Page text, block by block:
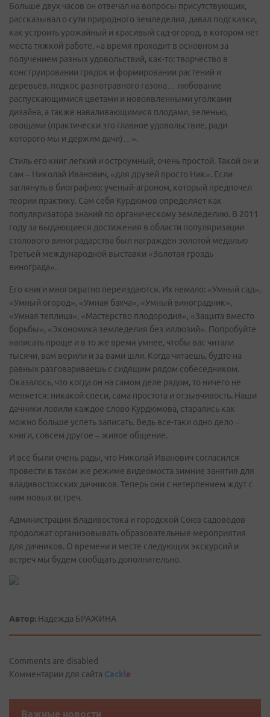
Больше двух часов он отвечал на вопросы присутствующих,
рассказывал о сути природного земледелия, давал подсказки,
как устроить урожайный и красивый сад-огород, в котором нет
места тяжкой работе, «а время проходит в основном за
получением разных удовольствий, как-то: творчество в
конструировании грядок и формировании растений и
деревьев, подкос разнотравного газона… любование
распускающимися цветами и новоявленными уголками
дизайна, а также наваливающимися плодами, зеленью,
овощами (практически это главное удовольствие, ради
которого мы и держим дачи)…».
Стиль его книг легкий и остроумный, очень простой. Такой он и
сам – Николай Иванович, «для друзей просто Ник». Если
заглянуть в биографию: ученый-агроном, который предпочел
теории практику. Сам себя Курдюмов определяет как
популяризатора знаний по органическому земледелию. В 2011
году за выдающиеся достижения в области популяризации
столового виноградарства был награжден золотой медалью
Третьей международной выставки «Золотая гроздь
винограда».
Его книги многократно переиздаются. Их немало: «Умный сад»,
«Умный огород», «Умная бахча», «Умный виноградник»,
«Умная теплица», «Мастерство плодородия», «Защита вместо
борьбы», «Экономика земледелия без иллюзий». Попробуйте
написать проще и в то же время умнее, чтобы вас читали
тысячи, вам верили и за вами шли. Когда читаешь, будто на
равных разговариваешь с сидящим рядом собеседником.
Оказалось, что когда он на самом деле рядом, то ничего не
меняется: никакой спеси, сама простота и отзывчивость. Наши
дачники ловили каждое слово Курдюмова, старались как
можно больше успеть записать. Ведь все-таки одно дело –
книги, совсем другое – живое общение.
И все были очень рады, что Николай Иванович согласился
провести в таком же режиме видеомоста зимние занятия для
владивостокских дачников. Теперь они с нетерпением ждут с
ним новых встреч.
Администрация Владивостока и городской Союз садоводов
продолжат организовывать образовательные мероприятия
для дачников. О времени и месте следующих экскурсий и
встреч мы будем сообщать дополнительно.
Автор: Надежда БРАЖИНА
Comments are disabled
Комментарии для сайта Cackle
Важные новости